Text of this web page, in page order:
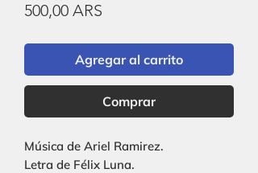
500,00 ARS
Agregar al carrito
Comprar
Música de Ariel Ramirez.
Letra de Félix Luna.